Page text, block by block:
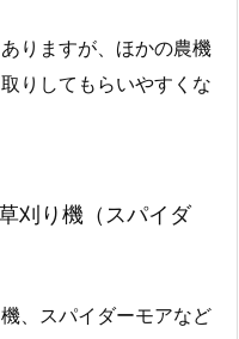
りますが、ほかの農機
りしてもらいやすくな
刈り機（スパイダ
、スパイダーモアなど